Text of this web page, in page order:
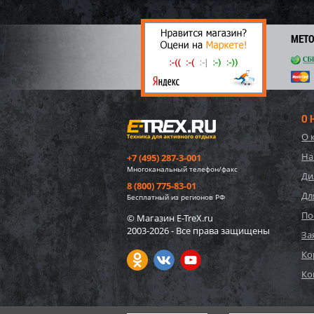
62
3
1
+7 (495) 287-3-001
Многоканальный телефон/факс
8 (800) 775-83-01
Бесплатный из регионов РФ
© Магазин E-TreX.ru
2003-2026 - Все права защищены
О
О